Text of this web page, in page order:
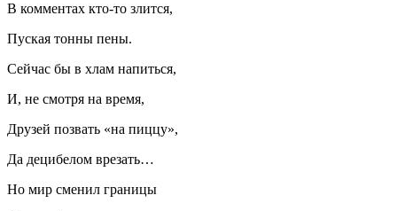
В комментах кто-то злится,
Пуская тонны пены.
Сейчас бы в хлам напиться,
И, не смотря на время,
Друзей позвать «на пиццу»,
Да децибелом врезать…
Но мир сменил границы